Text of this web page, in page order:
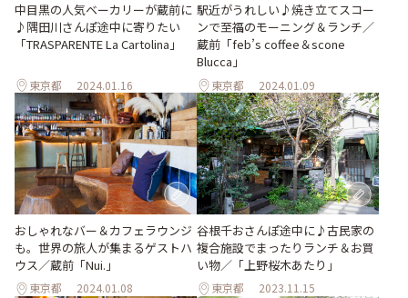
中目黒の人気ベーカリーが蔵前に
♪隅田川さんぽ途中に寄りたい
「TRASPARENTE La Cartolina」
東京都 2024.01.16
駅近がうれしい♪焼き立てスコー
ンで至福のモーニング＆ランチ／
蔵前「feb’s coffee＆scone
Blucca」
東京都 2024.01.09
おしゃれなバー＆カフェラウンジ
も。世界の旅人が集まるゲストハ
ウス／蔵前「Nui.」
東京都 2024.01.08
谷根千おさんぽ途中に♪古民家の
複合施設でまったりランチ＆お買
い物／「上野桜木あたり」
東京都 2023.11.15